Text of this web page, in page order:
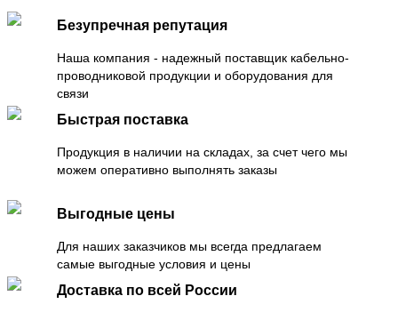
Безупречная репутация
Наша компания - надежный поставщик кабельно-
проводниковой продукции и оборудования для
связи
Быстрая поставка
Продукция в наличии на складах, за счет чего мы
можем оперативно выполнять заказы
Выгодные цены
Для наших заказчиков мы всегда предлагаем
самые выгодные условия и цены
Доставка по всей России